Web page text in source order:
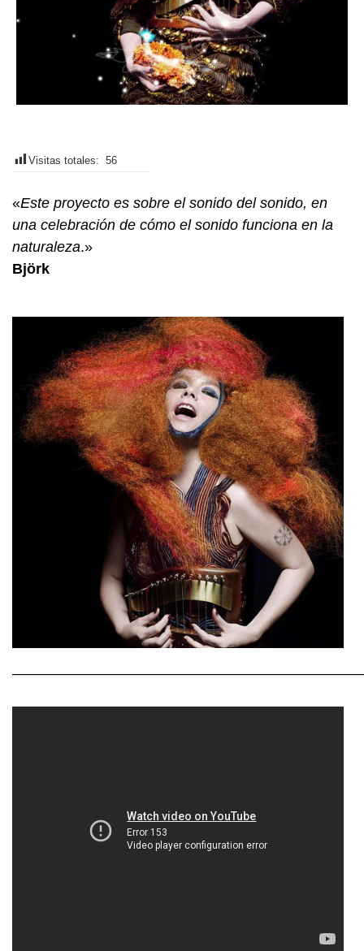
Visitas totales: 56
«Este proyecto es sobre el sonido del sonido, en
una celebración de cómo el sonido funciona en la
naturaleza.»
Björk